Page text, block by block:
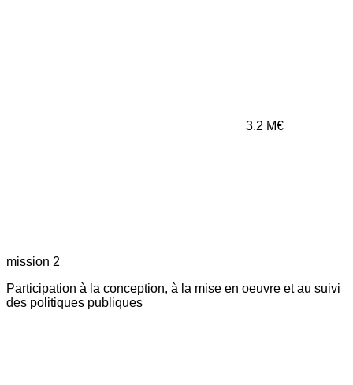
3.2 M€
mission 2
Participation à la conception, à la mise en oeuvre et au suivi
des politiques publiques